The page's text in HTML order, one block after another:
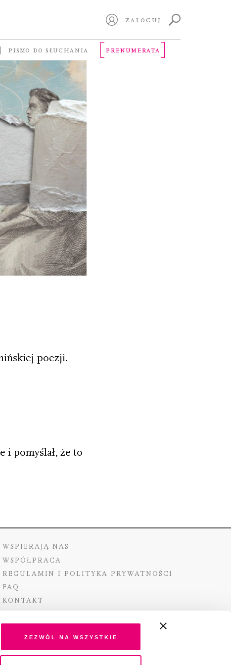
Zezwól na wszystkie
ZALOGUJ
PISMO DO SŁUCHANIA PRENUMERATA
poezji.
i pomyślał, że to
WSPIERAJĄ NAS
WSPÓŁPRACA
REGULAMIN I POLITYKA PRYWATNOŚCI
FAQ
KONTAKT
ze środków Ministra Kultury i Dziedzictwa